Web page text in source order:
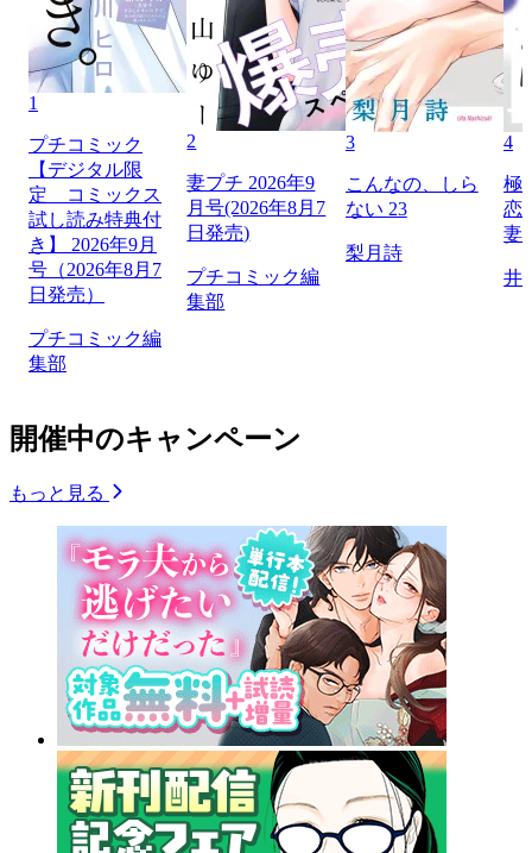
1
プチコミック
【デジタル限
定 コミックス
試し読み特典付
き】 2026年9月
号（2026年8月7
日発売）
プチコミック編
集部
2
妻プチ 2026年9
月号(2026年8月7
日発売)
プチコミック編
集部
3
こんなの、しら
ない 23
梨月詩
4
極
恋
妻
井
開催中のキャンペーン
もっと見る